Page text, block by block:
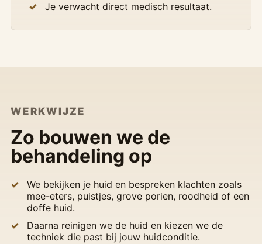
Je verwacht direct medisch resultaat.
WERKWIJZE
Zo bouwen we de
behandeling op
We bekijken je huid en bespreken klachten zoals
mee-eters, puistjes, grove porien, roodheid of een
doffe huid.
Daarna reinigen we de huid en kiezen we de
techniek die past bij jouw huidconditie.